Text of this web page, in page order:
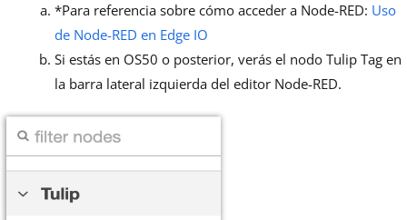
*Para referencia sobre cómo acceder a Node-RED: Uso
de Node-RED en Edge IO
Si estás en OS50 o posterior, verás el nodo Tulip Tag en
la barra lateral izquierda del editor Node-RED.